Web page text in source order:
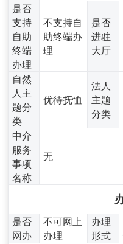
是否
支持
自助
终端
办理
不支持自
助终端办
理
是否
进驻
大厅
自然
人主
题分
类
优待抚恤
法人
主题
分类
中介
服务
事项
名称
无
是否
网办
不可网上
办理
办理
形式